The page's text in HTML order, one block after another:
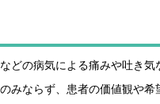
どの病気による痛みや吐き
みならず、患者の価値観や